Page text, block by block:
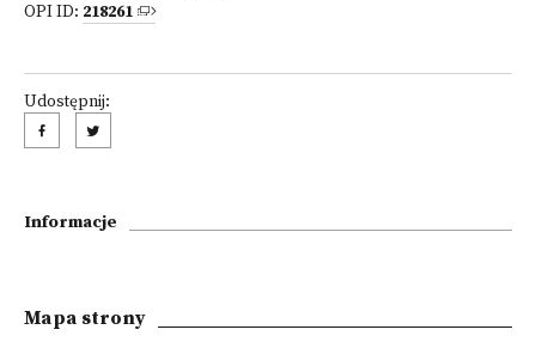
OPI ID: 218261
Udostępnij:
Informacje
Mapa strony